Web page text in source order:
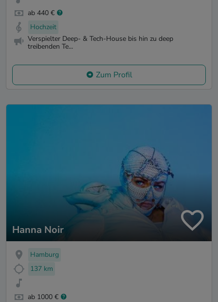
ab 440 €
Hochzeit
Verspielter Deep- & Tech-House bis hin zu deep
treibenden Te...
Zum Profil
Hanna Noir
Hamburg
137 km
ab 1000 €